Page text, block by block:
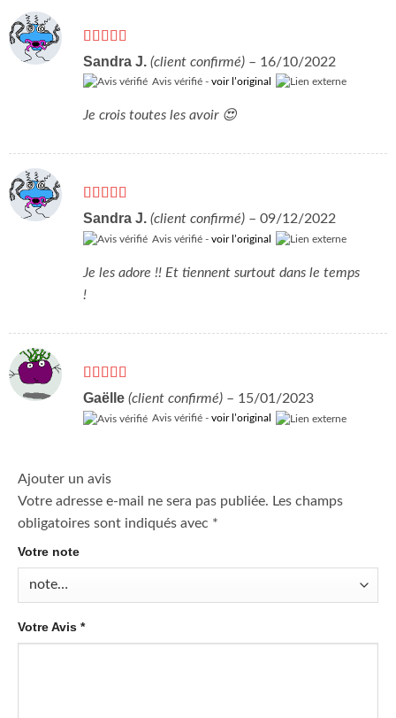
Note5sur 5
Sandra J. (client confirmé) – 16/10/2022
Avis vérifié - voir l’original
Je crois toutes les avoir 😍
Note5sur 5
Sandra J. (client confirmé) – 09/12/2022
Avis vérifié - voir l’original
Je les adore !! Et tiennent surtout dans le temps
!
Note5sur 5
Gaëlle (client confirmé) – 15/01/2023
Avis vérifié - voir l’original
Ajouter un avis
Votre adresse e-mail ne sera pas publiée. Les champs
obligatoires sont indiqués avec *
Votre note
Votre Avis *